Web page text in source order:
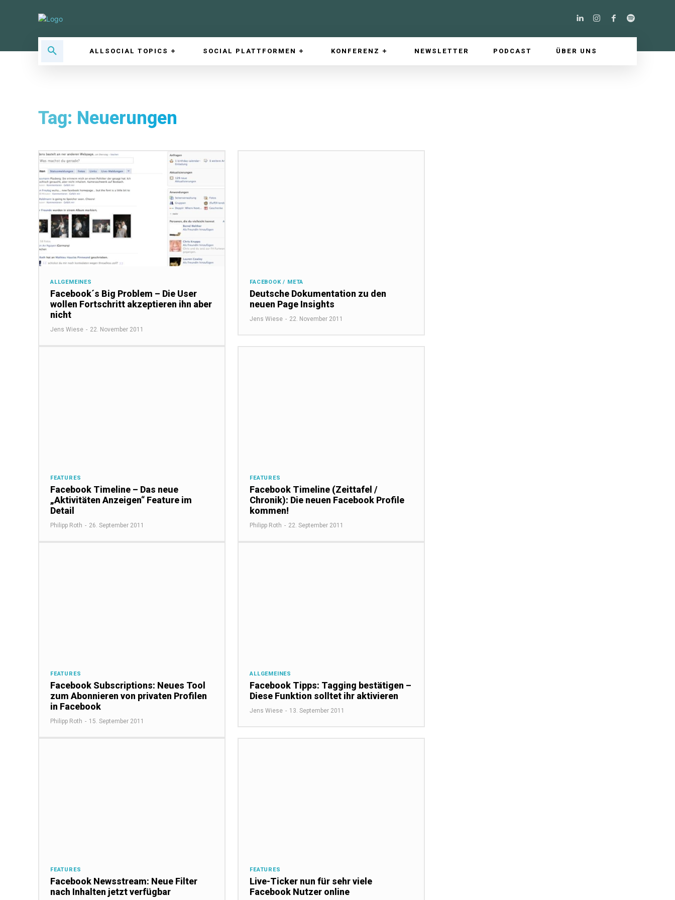
ALLSOCIAL TOPICS SOCIAL PLATTFORMEN KONFERENZ NEWSLETTER PODCAST ÜBER UNS
Tag: Neuerungen
ALLGEMEINES
Facebook´s Big Problem – Die User
wollen Fortschritt akzeptieren ihn aber
nicht
Jens Wiese - 22. November 2011
FACEBOOK / META
Deutsche Dokumentation zu den
neuen Page Insights
Jens Wiese - 22. November 2011
FEATURES
Facebook Timeline – Das neue
„Aktivitäten Anzeigen“ Feature im
Detail
Philipp Roth - 26. September 2011
FEATURES
Facebook Timeline (Zeittafel /
Chronik): Die neuen Facebook Profile
kommen!
Philipp Roth - 22. September 2011
FEATURES
Facebook Subscriptions: Neues Tool
zum Abonnieren von privaten Profilen
in Facebook
Philipp Roth - 15. September 2011
ALLGEMEINES
Facebook Tipps: Tagging bestätigen –
Diese Funktion solltet ihr aktivieren
Jens Wiese - 13. September 2011
FEATURES
Facebook Newsstream: Neue Filter
nach Inhalten jetzt verfügbar
FEATURES
Live-Ticker nun für sehr viele
Facebook Nutzer online